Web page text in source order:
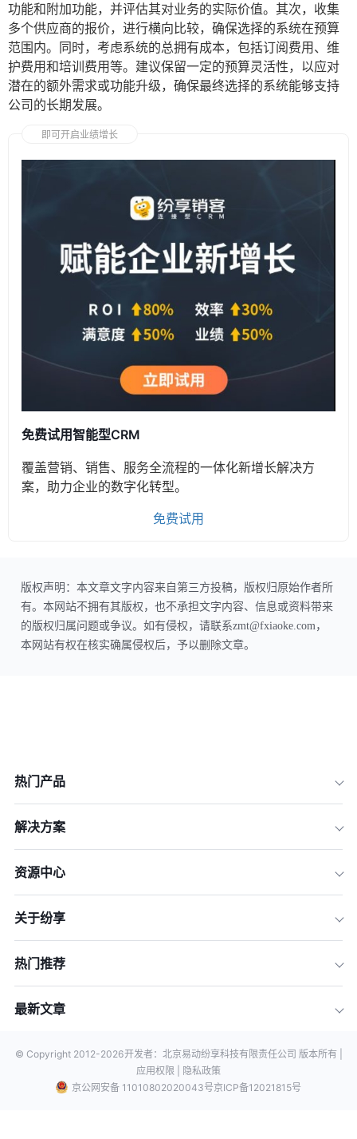
功能和附加功能，并评估其对业务的实际价值。其次，收集
多个供应商的报价，进行横向比较，确保选择的系统在预算
范围内。同时，考虑系统的总拥有成本，包括订阅费用、维
护费用和培训费用等。建议保留一定的预算灵活性，以应对
潜在的额外需求或功能升级，确保最终选择的系统能够支持
公司的长期发展。
即可开启业绩增长
免费试用智能型CRM
覆盖营销、销售、服务全流程的一体化新增长解决方
案，助力企业的数字化转型。
免费试用
版权声明：本文章文字内容来自第三方投稿，版权归原始作者所
有。本网站不拥有其版权，也不承担文字内容、信息或资料带来
的版权归属问题或争议。如有侵权，请联系zmt@fxiaoke.com，
本网站有权在核实确属侵权后，予以删除文章。
热门产品
解决方案
资源中心
关于纷享
热门推荐
最新文章
© Copyright 2012-2026开发者：北京易动纷享科技有限责任公司 版本所有 |
应用权限 |
隐私政策
京公网安备 11010802020043号京ICP备12021815号